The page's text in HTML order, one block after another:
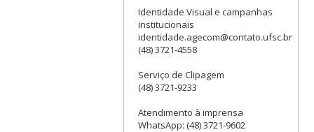
Identidade Visual e campanhas
institucionais
identidade.agecom@contato.ufsc.br
(48) 3721-4558
Serviço de Clipagem
(48) 3721-9233
Atendimento à imprensa
WhatsApp: (48) 3721-9602